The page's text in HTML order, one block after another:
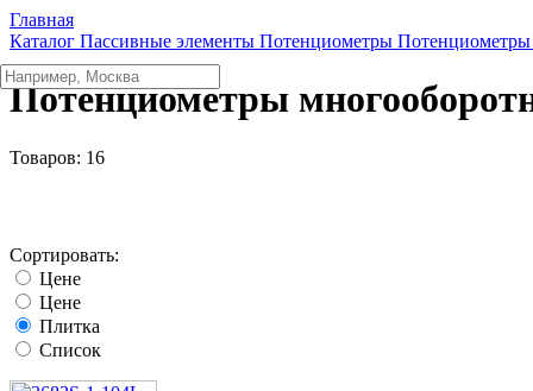
Главная
Каталог Пассивные элементы Потенциометры Потенциометры
Потенциометры
Товаров: 16
Сортировать:
Цене
Цене
Плитка
Список